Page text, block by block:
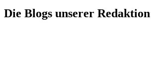
Die Blogs unserer